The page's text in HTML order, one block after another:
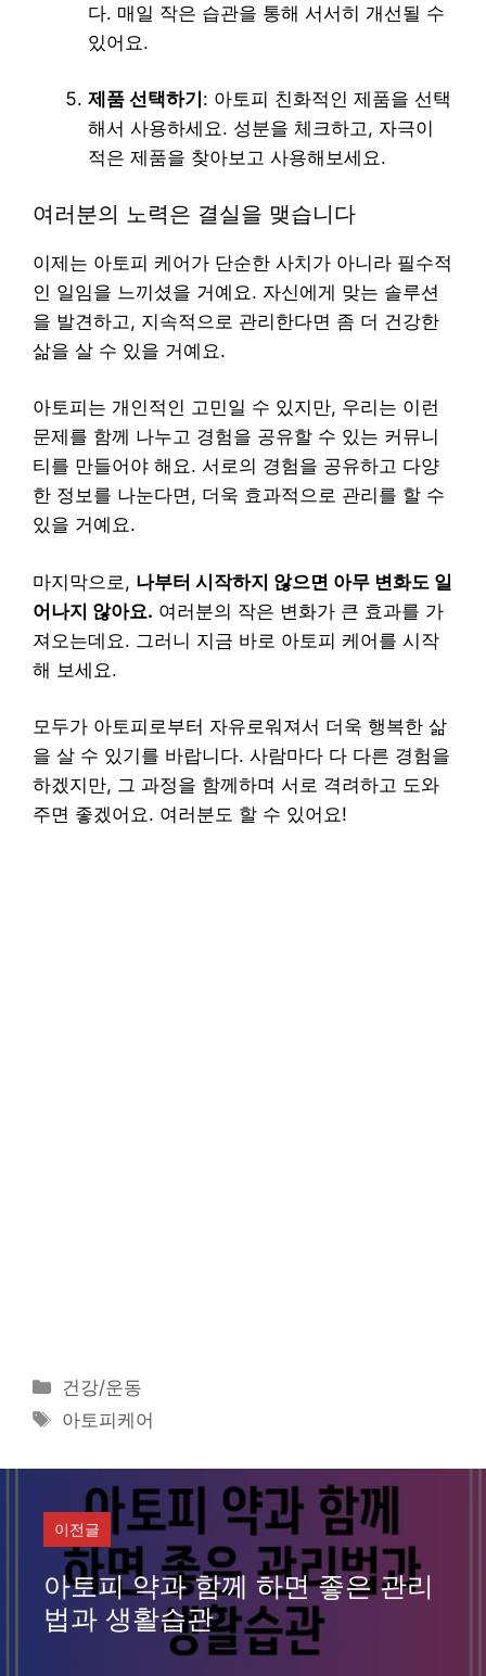
다. 매일 작은 습관을 통해 서서히 개선될 수
있어요.
제품 선택하기 : 아토피 친화적인 제품을 선택
해서 사용하세요. 성분을 체크하고, 자극이
적은 제품을 찾아보고 사용해보세요.
여러분의 노력은 결실을 맺습니다
이제는 아토피 케어가 단순한 사치가 아니라 필수적
인 일임을 느끼셨을 거예요. 자신에게 맞는 솔루션
을 발견하고, 지속적으로 관리한다면 좀 더 건강한
삶을 살 수 있을 거예요.
아토피는 개인적인 고민일 수 있지만, 우리는 이런
문제를 함께 나누고 경험을 공유할 수 있는 커뮤니
티를 만들어야 해요. 서로의 경험을 공유하고 다양
한 정보를 나눈다면, 더욱 효과적으로 관리를 할 수
있을 거예요.
마지막으로, 나부터 시작하지 않으면 아무 변화도 일
어나지 않아요. 여러분의 작은 변화가 큰 효과를 가
져오는데요. 그러니 지금 바로 아토피 케어를 시작
해 보세요.
모두가 아토피로부터 자유로워져서 더욱 행복한 삶
을 살 수 있기를 바랍니다. 사람마다 다 다른 경험을
하겠지만, 그 과정을 함께하며 서로 격려하고 도와
주면 좋겠어요. 여러분도 할 수 있어요!
카
테
리
건강/운동
태
아토피케어
이전글
아토피 약과 함께 하면 좋은 관리
법과 생활습관